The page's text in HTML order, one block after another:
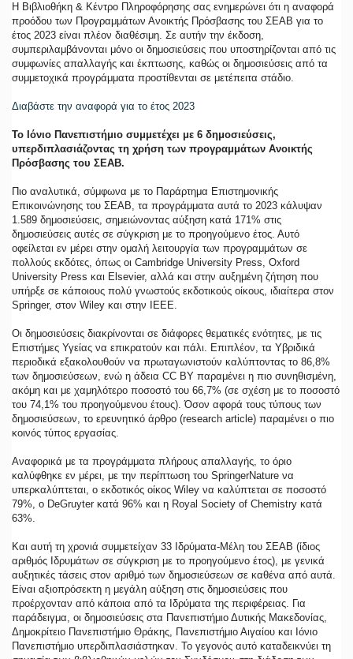
Η Βιβλιοθήκη & Κέντρο Πληροφόρησης σας ενημερώνει ότι η αναφορά
προόδου των Προγραμμάτων Ανοικτής Πρόσβασης του ΣΕΑΒ για το
έτος 2023 είναι πλέον διαθέσιμη. Σε αυτήν την έκδοση,
συμπεριλαμβάνονται μόνο οι δημοσιεύσεις που υποστηρίζονται από τις
συμφωνίες απαλλαγής και έκπτωσης, καθώς οι δημοσιεύσεις από τα
συμμετοχικά προγράμματα προστίθενται σε μετέπειτα στάδιο.
Διαβάστε την αναφορά για το έτος 2023
Το Ιόνιο Πανεπιστήμιο συμμετέχει με 6 δημοσιεύσεις,
υπερδιπλασιάζοντας τη χρήση των προγραμμάτων Ανοικτής
Πρόσβασης του ΣΕΑΒ.
Πιο αναλυτικά, σύμφωνα με το Παράρτημα Επιστημονικής
Επικοινώνησης του ΣΕΑΒ, τα προγράμματα αυτά το 2023 κάλυψαν
1.589 δημοσιεύσεις, σημειώνοντας αύξηση κατά 171% στις
δημοσιεύσεις αυτές σε σύγκριση με το προηγούμενο έτος. Αυτό
οφείλεται εν μέρει στην ομαλή λειτουργία των προγραμμάτων σε
πολλούς εκδότες, όπως οι Cambridge University Press, Oxford
University Press και Elsevier, αλλά και στην αυξημένη ζήτηση που
υπήρξε σε κάποιους πολύ γνωστούς εκδοτικούς οίκους, ιδιαίτερα στον
Springer, στον Wiley και στην IEEE.
Οι δημοσιεύσεις διακρίνονται σε διάφορες θεματικές ενότητες, με τις
Επιστήμες Υγείας να επικρατούν και πάλι. Επιπλέον, τα Υβριδικά
περιοδικά εξακολουθούν να πρωταγωνιστούν καλύπτοντας το 86,8%
των δημοσιεύσεων, ενώ η άδεια CC BY παραμένει η πιο συνηθισμένη,
ακόμη και με χαμηλότερο ποσοστό του 66,7% (σε σχέση με το ποσοστό
του 74,1% του προηγούμενου έτους). Όσον αφορά τους τύπους των
δημοσιεύσεων, το ερευνητικό άρθρο (research article) παραμένει ο πιο
κοινός τύπος εργασίας.
Αναφορικά με τα προγράμματα πλήρους απαλλαγής, το όριο
καλύφθηκε εν μέρει, με την περίπτωση του SpringerNature να
υπερκαλύπτεται, ο εκδοτικός οίκος Wiley να καλύπτεται σε ποσοστό
79%, ο DeGruyter κατά 96% και η Royal Society of Chemistry κατά
63%.
Και αυτή τη χρονιά συμμετείχαν 33 Ιδρύματα-Μέλη του ΣΕΑΒ (ίδιος
αριθμός Ιδρυμάτων σε σύγκριση με το προηγούμενο έτος), με γενικά
αυξητικές τάσεις στον αριθμό των δημοσιεύσεων σε καθένα από αυτά.
Είναι αξιοπρόσεκτη η μεγάλη αύξηση στις δημοσιεύσεις που
προέρχονταν από κάποια από τα Ιδρύματα της περιφέρειας. Για
παράδειγμα, οι δημοσιεύσεις στα Πανεπιστήμιο Δυτικής Μακεδονίας,
Δημοκρίτειο Πανεπιστήμιο Θράκης, Πανεπιστήμιο Αιγαίου και Ιόνιο
Πανεπιστήμιο υπερδιπλασιάστηκαν. Το γεγονός αυτό καταδεικνύει τη